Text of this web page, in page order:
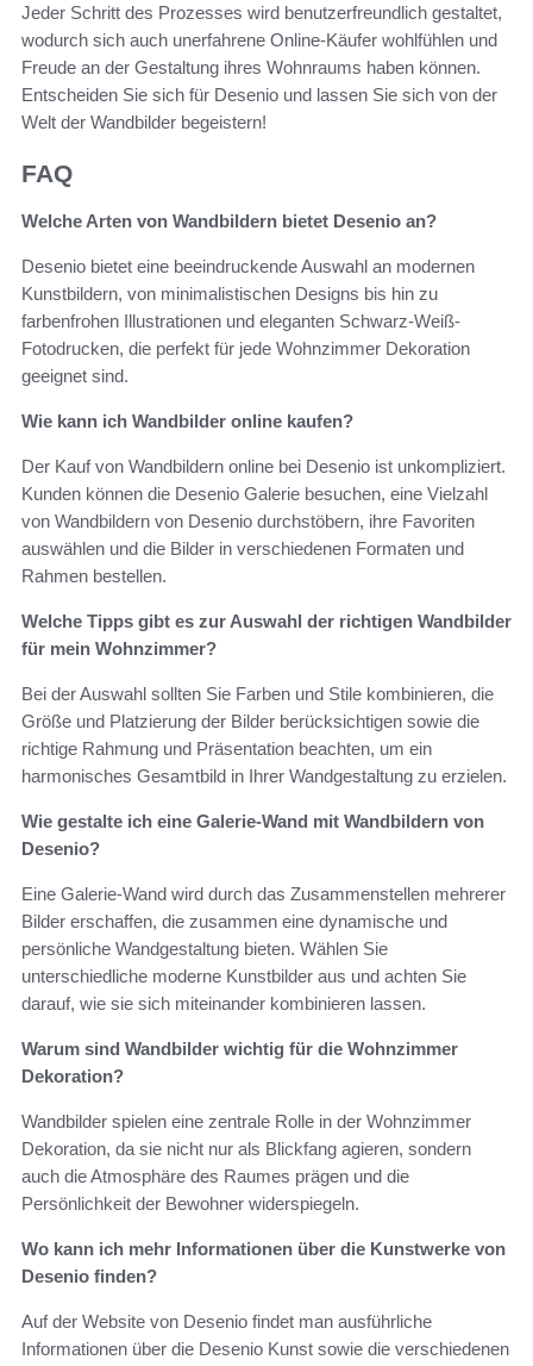
Jeder Schritt des Prozesses wird benutzerfreundlich gestaltet,
wodurch sich auch unerfahrene Online-Käufer wohlfühlen und
Freude an der Gestaltung ihres Wohnraums haben können.
Entscheiden Sie sich für Desenio und lassen Sie sich von der
Welt der Wandbilder begeistern!
FAQ
Welche Arten von Wandbildern bietet Desenio an?
Desenio bietet eine beeindruckende Auswahl an modernen
Kunstbildern, von minimalistischen Designs bis hin zu
farbenfrohen Illustrationen und eleganten Schwarz-Weiß-
Fotodrucken, die perfekt für jede Wohnzimmer Dekoration
geeignet sind.
Wie kann ich Wandbilder online kaufen?
Der Kauf von Wandbildern online bei Desenio ist unkompliziert.
Kunden können die Desenio Galerie besuchen, eine Vielzahl
von Wandbildern von Desenio durchstöbern, ihre Favoriten
auswählen und die Bilder in verschiedenen Formaten und
Rahmen bestellen.
Welche Tipps gibt es zur Auswahl der richtigen Wandbilder
für mein Wohnzimmer?
Bei der Auswahl sollten Sie Farben und Stile kombinieren, die
Größe und Platzierung der Bilder berücksichtigen sowie die
richtige Rahmung und Präsentation beachten, um ein
harmonisches Gesamtbild in Ihrer Wandgestaltung zu erzielen.
Wie gestalte ich eine Galerie-Wand mit Wandbildern von
Desenio?
Eine Galerie-Wand wird durch das Zusammenstellen mehrerer
Bilder erschaffen, die zusammen eine dynamische und
persönliche Wandgestaltung bieten. Wählen Sie
unterschiedliche moderne Kunstbilder aus und achten Sie
darauf, wie sie sich miteinander kombinieren lassen.
Warum sind Wandbilder wichtig für die Wohnzimmer
Dekoration?
Wandbilder spielen eine zentrale Rolle in der Wohnzimmer
Dekoration, da sie nicht nur als Blickfang agieren, sondern
auch die Atmosphäre des Raumes prägen und die
Persönlichkeit der Bewohner widerspiegeln.
Wo kann ich mehr Informationen über die Kunstwerke von
Desenio finden?
Auf der Website von Desenio findet man ausführliche
Informationen über die Desenio Kunst sowie die verschiedenen